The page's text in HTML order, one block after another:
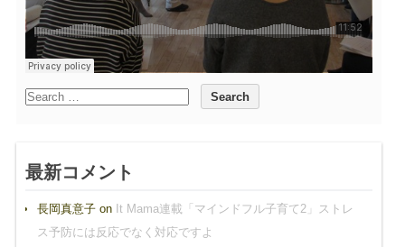
最新コメント
長岡真意子on It Mama連載「マインドフル子育て2」ストレ
ス予防には反応でなく対応ですよ